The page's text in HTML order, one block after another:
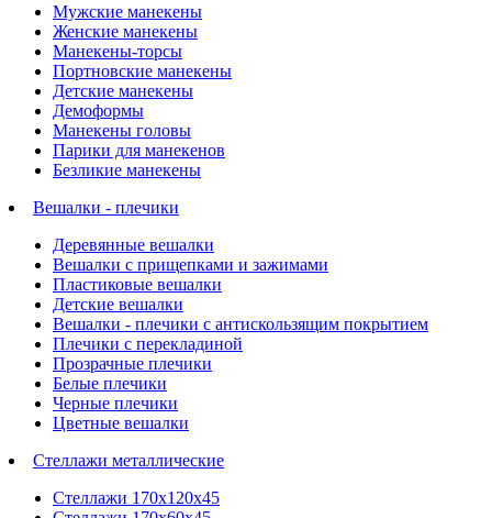
Мужские манекены
Женские манекены
Манекены-торсы
Портновские манекены
Детские манекены
Демоформы
Манекены головы
Парики для манекенов
Безликие манекены
Вешалки - плечики
Деревянные вешалки
Вешалки с прищепками и зажимами
Пластиковые вешалки
Детские вешалки
Вешалки - плечики с антискользящим покрытием
Плечики с перекладиной
Прозрачные плечики
Белые плечики
Черные плечики
Цветные вешалки
Стеллажи металлические
Стеллажи 170х120х45